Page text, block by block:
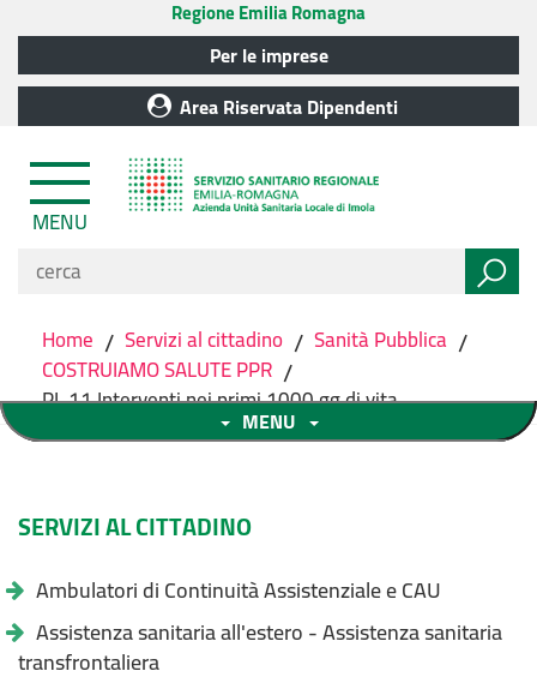
Regione Emilia Romagna
Per le imprese
Area Riservata Dipendenti
MENU
Home / Servizi al cittadino / Sanità Pubblica /
COSTRUIAMO SALUTE PPR /
PL 11 Interventi nei primi 1000 gg di vita
MENU
SERVIZI AL CITTADINO
Ambulatori di Continuità Assistenziale e CAU
Assistenza sanitaria all'estero - Assistenza sanitaria
transfrontaliera